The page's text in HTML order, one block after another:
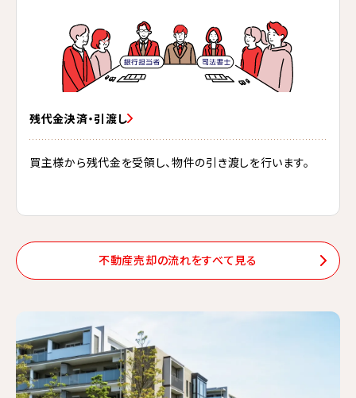
残代金決済・引渡し
買主様から残代金を受領し、物件の引き渡しを行います。
不動産売却の流れをすべて見る